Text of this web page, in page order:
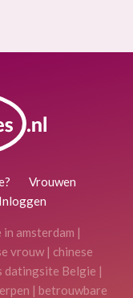
Vrouwen
Inloggen
in amsterdam |
vrouw | chinese
datingsite Belgie |
| betrouwbare